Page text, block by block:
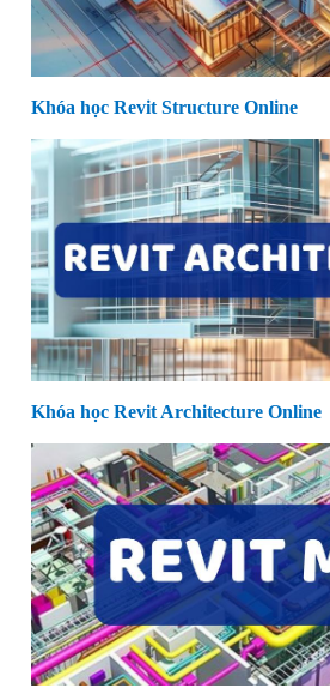
Khóa học Revit Structure Online
Khóa học Revit Architecture Online